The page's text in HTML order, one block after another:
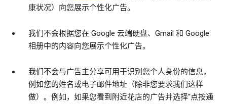
康状况）向您展示个性化广告。
我们不会根据您在 Google 云端硬盘、Gmail 和 Google
相册中的内容向您展示个性化广告。
我们不会与广告主分享可用于识别您个人身份的信息，
例如您的姓名或电子邮件地址（除非您要求我们这样
做）。例如，如果您看到附近花店的广告并选择“点按通